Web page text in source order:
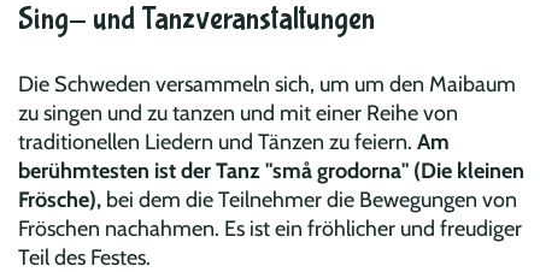
Sing- und Tanzveranstaltungen
Die Schweden versammeln sich, um um den Maibaum
zu singen und zu tanzen und mit einer Reihe von
traditionellen Liedern und Tänzen zu feiern. Am
berühmtesten ist der Tanz "små grodorna" (Die kleinen
Frösche), bei dem die Teilnehmer die Bewegungen von
Fröschen nachahmen. Es ist ein fröhlicher und freudiger
Teil des Festes.